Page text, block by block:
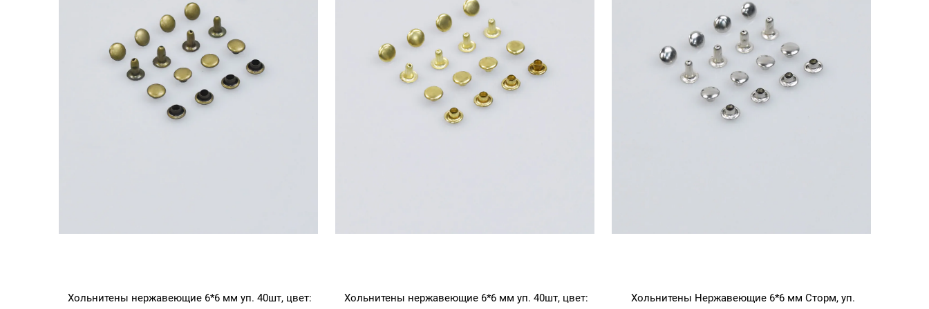
Хольнитены нержавеющие 6*6 мм уп. 40шт, цвет:
Хольнитены нержавеющие 6*6 мм уп. 40шт, цвет:
Хольнитены Нержавеющие 6*6 мм Сторм, уп.